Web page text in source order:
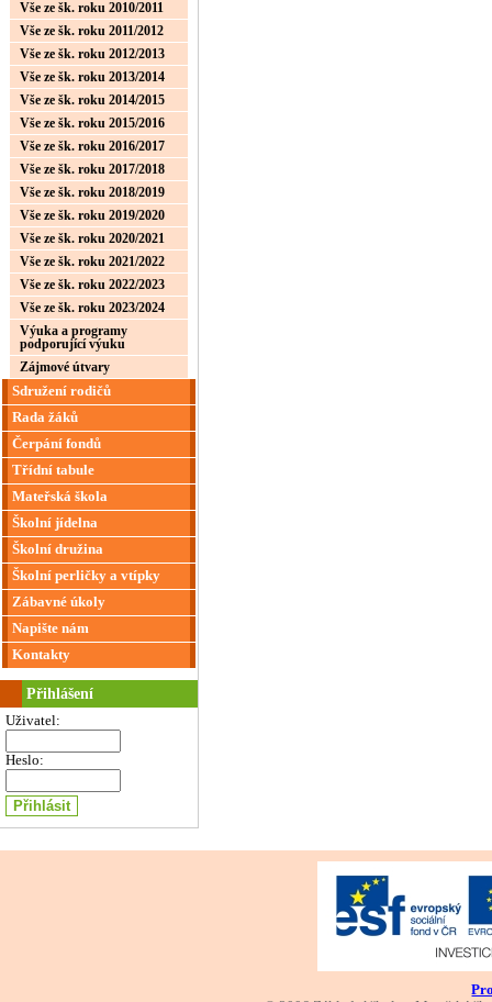
Vše ze šk. roku 2010/2011
Vše ze šk. roku 2011/2012
Vše ze šk. roku 2012/2013
Vše ze šk. roku 2013/2014
Vše ze šk. roku 2014/2015
Vše ze šk. roku 2015/2016
Vše ze šk. roku 2016/2017
Vše ze šk. roku 2017/2018
Vše ze šk. roku 2018/2019
Vše ze šk. roku 2019/2020
Vše ze šk. roku 2020/2021
Vše ze šk. roku 2021/2022
Vše ze šk. roku 2022/2023
Vše ze šk. roku 2023/2024
Výuka a programy
podporující výuku
Zájmové útvary
Sdružení rodičů
Rada žáků
Čerpání fondů
Třídní tabule
Mateřská škola
Školní jídelna
Školní družina
Školní perličky a vtípky
Zábavné úkoly
Napište nám
Kontakty
Přihlášení
Uživatel:
Heslo: